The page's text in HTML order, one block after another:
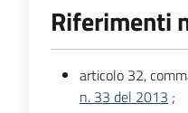
Riferimenti
articolo 32,
n. 33 del 2013 ;